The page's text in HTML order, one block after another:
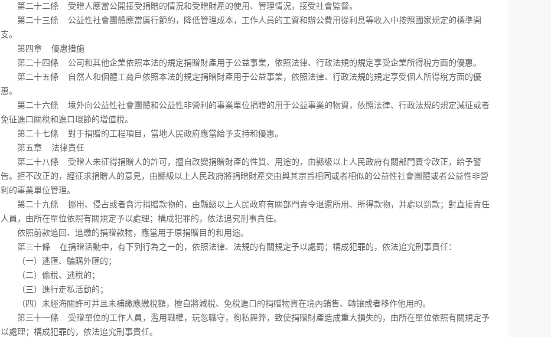
第二十二條 受贈人應當公開接受捐贈的情況和受贈財產的使用、管理情況，接受社會監督。
第二十三條 公益性社會團體應當厲行節約，降低管理成本，工作人員的工資和辦公費用從利息等收入中按照國家規定的標準開
支。
第四章 優惠措施
第二十四條 公司和其他企業依照本法的規定捐贈財產用于公益事業，依照法律、行政法規的規定享受企業所得稅方面的優惠。
第二十五條 自然人和個體工商戶依照本法的規定捐贈財產用于公益事業，依照法律、行政法規的規定享受個人所得稅方面的優
惠。
第二十六條 境外向公益性社會團體和公益性非營利的事業單位捐贈的用于公益事業的物資，依照法律、行政法規的規定減征或者
免征進口關稅和進口環節的增值稅。
第二十七條 對于捐贈的工程項目，當地人民政府應當給予支持和優惠。
第五章 法律責任
第二十八條 受贈人未征得捐贈人的許可，擅自改變捐贈財產的性質、用途的，由縣級以上人民政府有關部門責令改正，給予警
告。拒不改正的，經征求捐贈人的意見，由縣級以上人民政府將捐贈財產交由與其宗旨相同或者相似的公益性社會團體或者公益性非營
利的事業單位管理。
第二十九條 挪用、侵占或者貪污捐贈款物的，由縣級以上人民政府有關部門責令退還所用、所得款物，并處以罰款；對直接責任
人員，由所在單位依照有關規定予以處理；構成犯罪的，依法追究刑事責任。
依照前款追回、追繳的捐贈款物，應當用于原捐贈目的和用途。
第三十條 在捐贈活動中，有下列行為之一的，依照法律、法規的有關規定予以處罰；構成犯罪的，依法追究刑事責任：
（一）逃匯、騙購外匯的；
（二）偷稅、逃稅的；
（三）進行走私活動的；
（四）未經海關許可并且未補繳應繳稅額，擅自將減稅、免稅進口的捐贈物資在境內銷售、轉讓或者移作他用的。
第三十一條 受贈單位的工作人員，濫用職權，玩忽職守，徇私舞弊，致使捐贈財產造成重大損失的，由所在單位依照有關規定予
以處理；構成犯罪的，依法追究刑事責任。